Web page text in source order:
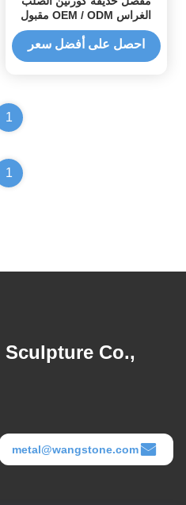
الغراس OEM / ODM مقبول
120CM طويل القامة
احصل على أفضل سعر
1
1
Co.,
metal@wangstone.com